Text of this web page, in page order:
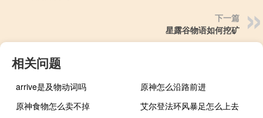
下一篇
星露谷物语如何挖矿
相关问题
arrive是及物动词吗
原神怎么沿路前进
原神食物怎么卖不掉
艾尔登法环风暴足怎么上去